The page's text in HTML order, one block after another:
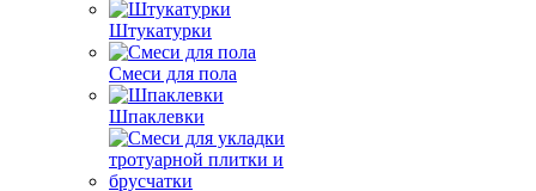
Штукатурки
Смеси для пола
Шпаклевки